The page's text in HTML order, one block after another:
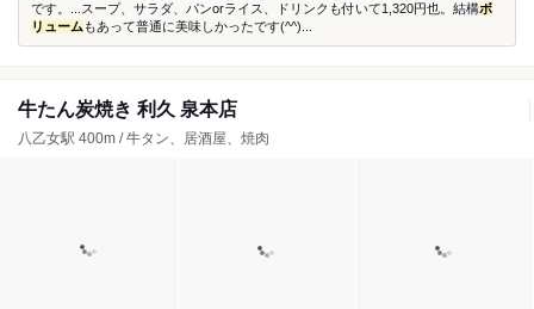
です。...スープ、サラダ、パンorライス、ドリンクも付いて1,320円也。結構ボ
リューム もあって普通に美味しかったです(^^)...
牛たん炭焼き 利久 泉本店
八乙女駅 400m / 牛タン、居酒屋、焼肉